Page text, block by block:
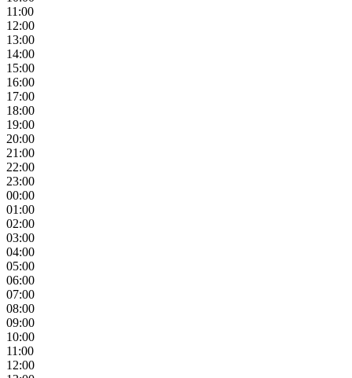
11:00
12:00
13:00
14:00
15:00
16:00
17:00
18:00
19:00
20:00
21:00
22:00
23:00
00:00
01:00
02:00
03:00
04:00
05:00
06:00
07:00
08:00
09:00
10:00
11:00
12:00